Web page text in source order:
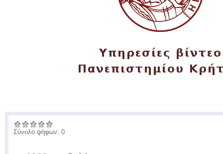
Σύνολο ψήφων: 0